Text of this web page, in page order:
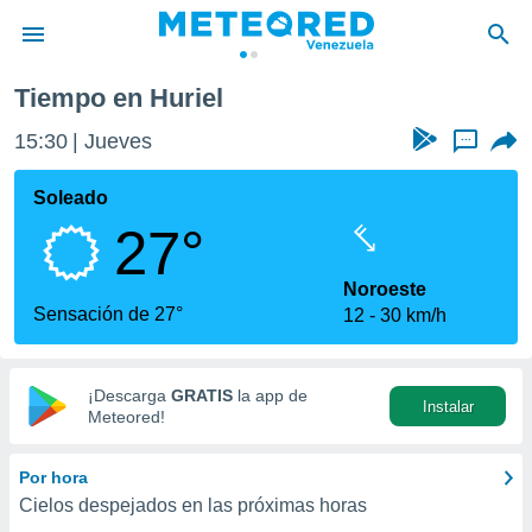
de
ha
calidad.
a este
las
y
digital
basada
Tiempo en Huriel
15:30 Jueves ...
Soleado
27°
Sensación de 27°
Noroeste
12
30 km/h
¡Descarga GRATIS la app de
Meteored!
Instalar
Por hora
Cielos despejados en las próximas horas